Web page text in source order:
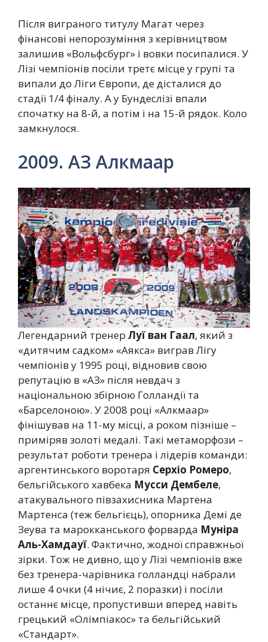
Після виграного титулу Магат через
фінансові непорозуміння з керівництвом
залишив «Вольфсбург» і вовки посипалися. У
Лізі чемпіонів посіли третє місце у групі та
випали до Ліги Європи, де дісталися до
стадії 1/4 фіналу. А у Бундеслізі впали
спочатку на 8-й, а потім і на 15-й рядок. Коло
замкнулося.
2009. АЗ Алкмаар
Легендарний тренер Луї ван Гаал, який з
«дитячим садком» «Аякса» виграв Лігу
чемпіонів у 1995 році, відновив свою
репутацію в «АЗ» після невдач з
національною збірною Голландії та
«Барселоною». У 2008 році «Алкмаар»
фінішував на 11-му місці, а роком пізніше –
приміряв золоті медалі. Такі метаморфози –
результат роботи тренера і лідерів команди:
аргентинського воротаря Серхіо Ромеро,
бельгійського хавбека Мусси Дембеле,
атакувального півзахисника Мартена
Мартенса (теж бельгієць), опорника Демі де
Зеува та марокканського форварда Муніра
Аль-Хамдауї. Фактично, жодної справжньої
зірки. Тож не дивно, що у Лізі чемпіонів вже
без тренера-чарівника голландці набрали
лише 4 очки (4 нічиє, 2 поразки) і посіли
останнє місце, пропустивши вперед навіть
грецький «Олімпіакос» та бельгійський
«Стандарт».